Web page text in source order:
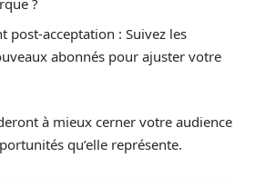
?
post-acceptation : Suivez les
abonnés pour ajuster votre
à mieux cerner votre audience
qu’elle représente.